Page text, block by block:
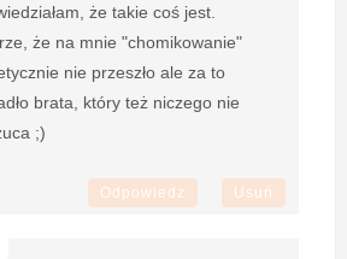
że takie coś jest.
że na mnie "chomikowanie"
nie przeszło ale za to
brata, który też niczego nie
;)
Odpowiedz Usuń